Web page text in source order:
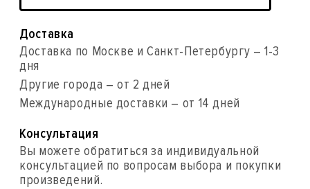
Доставка
Доставка по Москве и Санкт-Петербургу – 1-3
дня
Другие города – от 2 дней
Международные доставки – от 14 дней
Консультация
Вы можете обратиться за индивидуальной
консультацией по вопросам выбора и покупки
произведений.